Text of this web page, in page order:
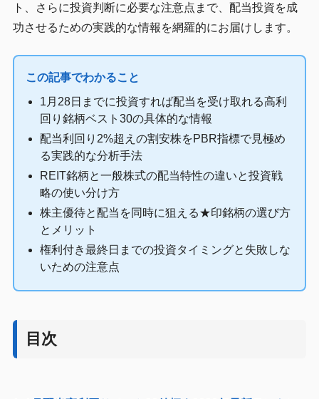
ト、さらに投資判断に必要な注意点まで、配当投資を成
功させるための実践的な情報を網羅的にお届けします。
この記事でわかること
1月28日までに投資すれば配当を受け取れる高利
回り銘柄ベスト30の具体的な情報
配当利回り2%超えの割安株をPBR指標で見極め
る実践的な分析手法
REIT銘柄と一般株式の配当特性の違いと投資戦
略の使い分け方
株主優待と配当を同時に狙える★印銘柄の選び方
とメリット
権利付き最終日までの投資タイミングと失敗しな
いための注意点
目次